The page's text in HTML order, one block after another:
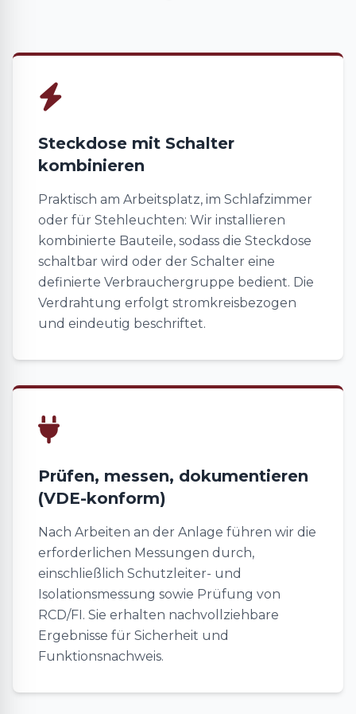
Steckdose mit Schalter
kombinieren
Praktisch am Arbeitsplatz, im Schlafzimmer
oder für Stehleuchten: Wir installieren
kombinierte Bauteile, sodass die Steckdose
schaltbar wird oder der Schalter eine
definierte Verbrauchergruppe bedient. Die
Verdrahtung erfolgt stromkreisbezogen
und eindeutig beschriftet.
Prüfen, messen, dokumentieren
(VDE-konform)
Nach Arbeiten an der Anlage führen wir die
erforderlichen Messungen durch,
einschließlich Schutzleiter- und
Isolationsmessung sowie Prüfung von
RCD/FI. Sie erhalten nachvollziehbare
Ergebnisse für Sicherheit und
Funktionsnachweis.